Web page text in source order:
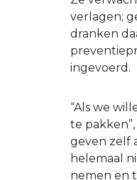
verlagen;
dranken
ingevoerd.
“Als we
te
geven zelf
helemaal
nemen en